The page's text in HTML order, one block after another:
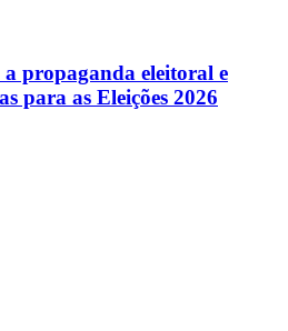
propaganda eleitoral e
para as Eleições 2026